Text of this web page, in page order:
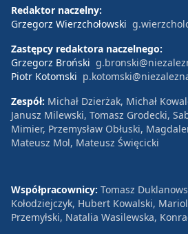
Redaktor naczelny:
Grzegorz Wierzchołowski
Zastępcy redaktora naczelnego:
Grzegorz Broński
Piotr Kotomski
Zespół: Michał Dzierżak, Michał
Janusz Milewski, Tomasz Grodecki,
Mimier, Przemysław Obłuski,
Mateusz Mol, Mateusz Święcicki
Współpracownicy: Tomasz
Kołodziejczyk, Hubert Kowalski,
Przemyłski, Natalia Wasilewska,